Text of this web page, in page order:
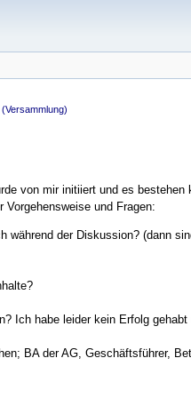
(Versammlung)
von mir initiiert und es bestehen
und Fragen:
während der Diskussion? (dann
Ich habe leider kein Erfolg
BA der AG, Geschäftsführer,